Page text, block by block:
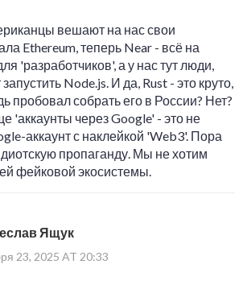
вешают на нас свои
Ethereum, теперь Near - всё на
'разработчиков', а у нас тут люди,
Node.js. И да, Rust - это круто,
пробовал собрать его в России? Нет?
'аккаунты через Google' - это не
аккаунт с наклейкой 'Web3'. Пора
пропаганду. Мы не хотим
фейковой экосистемы.
Ящук
23, 2025 AT 20:33